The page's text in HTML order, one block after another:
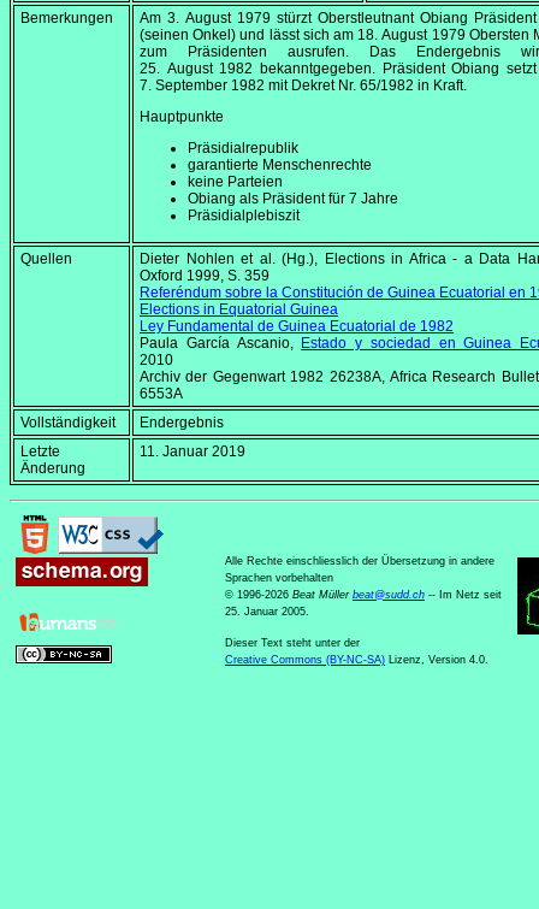
Bemerkungen Am 3. August 1979 stürzt Oberstleutnant Obiang
(seinen Onkel) und lässt sich am 18. August 1979Obersten
zum Präsidenten ausrufen. Das Endergebnis
25. August 1982 bekanntgegeben. Präsident Obiang
7. September 1982 mit Dekret Nr. 65/1982 in Kraft.
Hauptpunkte
Präsidialrepublik
garantierte Menschenrechte
keine Parteien
Obiang als Präsident für 7 Jahre
Präsidialplebiszit
Quellen Dieter Nohlen et al. (Hg.), Elections in Africa - a Data
Oxford 1999, S. 359
Referéndum sobre la Constitución de Guinea Ecuatorial en
Elections in Equatorial Guinea
Ley Fundamental de Guinea Ecuatorial de 1982
Paula García Ascanio, Estado y sociedad en Guinea
2010
Archiv der Gegenwart 1982 26238A, Africa Research
6553A
Vollständigkeit
Endergebnis
Letzte
Änderung
11. Januar 2019
Alle Rechte einschliesslich der Übersetzung in andere
Sprachen vorbehalten
© 1996-2026 Beat Müller beat@sudd.ch -- Im Netz seit
25. Januar 2005.
Dieser Text steht unter der
Creative Commons (BY-NC-SA) Lizenz, Version 4.0.